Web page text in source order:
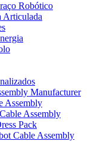
Robótico
Articulada
Manufacturer
Assembly
Assembly
Pack
Cable Assembly